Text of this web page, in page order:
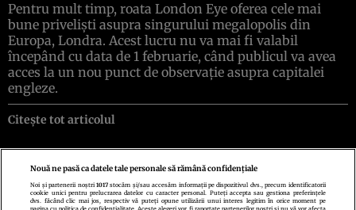
Pentru mult timp, roata London Eye oferea cele mai
bune privelişti asupra singurului megalopolis din
Europa, Londra. Acest lucru nu va mai fi valabil
începând cu data de 1 februarie, când publicul va avea
acces la un nou punct de observaţie asupra capitalei
engleze.
Citește tot articolul
Politica de confidenţialitatePolitica de cookiesTermeni şi condiţii
Nouă ne pasă ca datele tale personale să rămână confidențiale
Noi și partenerii noștri1017 stocăm și/sau accesăm informații pe dispozitivul dvs., precum identificatorii
cookie unici pentru prelucrarea datelor cu caracter personal. Puteți accepta sau gestiona preferințele
dvs. făcând clic mai jos, respectiv vă puteți opune utilizării unui interes legitim în orice moment pe
pagina cu politica de confidențialitate. Aceste alegeri vor fi raportate partenerilor noștri și nu vă vor afecta